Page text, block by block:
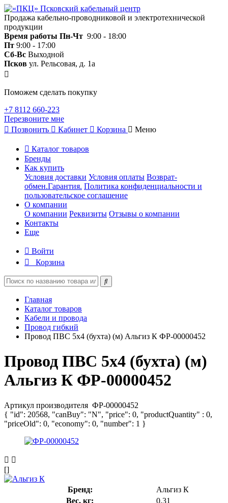
Продажа кабельно-проводниковой и электротехнической
продукции
Время работы Пн-Чт 9:00 - 18:00
Пт 9:00 - 17:00
Сб-Вс Выходной
Псков ул. Рельсовая, д. 1а
Поможем сделать покупку
+7 8112 660-223
Перезвоните мне
Позвонить
Кабинет Корзина Меню
Каталог товаров
Бренды
Как купить
Условия доставки Условия оплаты Возврат-
обмен.Гарантия. Политика конфиденциальности и
пользовательское соглашение
О компании
О компании Реквизиты Отзывы о компании
Контакты
Еще
Войти
Корзина
Главная
Каталог товаров
Кабели и провода
Провод гибкий
Провод ПВС 5х4 (бухта) (м) Альгиз К ФР-00000452
Провод ПВС 5х4 (бухта) (м)
Альгиз К ФР-00000452
Артикул производителя ФР-00000452
{ "id": 20568, "canBuy": "N", "price": 0, "productQuantity" : 0,
"priceOld": 0, "economy": 0, "number": 1 }
[]
Бренд:
Альгиз К
Вес, кг:
0.31